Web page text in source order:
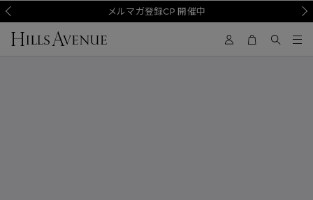
メルマガ登録CP 開催中